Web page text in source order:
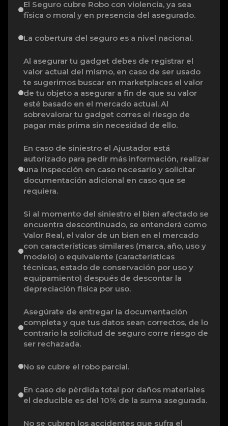
El Seguro cubre Robo con violencia, ya sea
física o moral y en presencia del asegurado.
La cobertura del seguro es a nivel nacional.
Al asegurar tu gadget debes de registrar el
valor actual del mismo, en caso de ser usado
te sugerimos buscar en marketplaces el valor
de tu objeto a asegurar a fin de que su valor
esté basado en el mercado actual. Al
sobrevalorar tu gadget corres el riesgo de
pagar más prima sin necesidad de ello.
En caso de siniestro el Ajustador está
autorizado para pedir más información, realizar
una inspección en caso necesario y solicitar
documentación adicional en caso que se
requiera.
Si al momento del siniestro el bien afectado se
encuentra descontinuado, se entenderá como
Valor Real, el valor de un bien en el mercado
con características similares (marca, año, uso y
modelo) o equivalente (características
técnicas, estado de conservación por uso y
equipamiento) después de descontar la
depreciación física por uso.
Asegúrate de entregar la documentación
completa y que tus datos sean correctos, de lo
contrario la solicitud de seguro corre riesgo de
ser rechazada.
No se cubre el robo parcial.
En caso de pérdida total por daños materiales
el deducible es del 10% de la suma asegurada.
No se cubren los accidentes que sufra el